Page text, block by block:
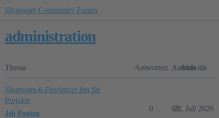
Shopware Community Forum
administration
Thema Antworten Aufrufe
Aktivität
Shopware-6-Freelancer frei für
Projekte
Job Posting
0 69
22. Juli 2026